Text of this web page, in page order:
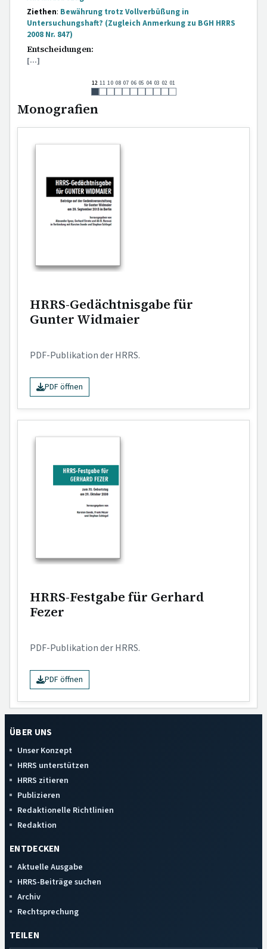
12 11 10 08 07 06 05 04 03 02 01
Ziethen: Bewährung trotz Vollverbüßung in
Untersuchungshaft? (Zugleich Anmerkung zu BGH HRRS
2008 Nr. 847)
Entscheidungen:
[...]
Monografien
HRRS-Gedächtnisgabe für
Gunter Widmaier
PDF-Publikation der HRRS.
PDF öffnen
HRRS-Festgabe für Gerhard
Fezer
PDF-Publikation der HRRS.
PDF öffnen
ÜBER UNS
Unser Konzept
HRRS unterstützen
HRRS zitieren
Publizieren
Redaktionelle Richtlinien
Redaktion
ENTDECKEN
Aktuelle Ausgabe
HRRS-Beiträge suchen
Archiv
Rechtsprechung
TEILEN